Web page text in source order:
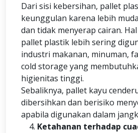
Dari sisi kebersihan, pallet
keunggulan karena lebih
dan tidak menyerap cairan.
pallet plastik lebih sering
industri makanan, minuman,
cold storage yang
higienitas tinggi.
Sebaliknya, pallet kayu
dibersihkan dan berisiko
apabila digunakan dalam
Ketahanan terhadap